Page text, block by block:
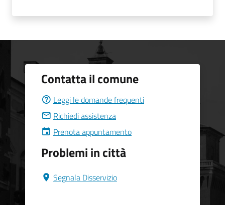
Contatta il comune
Leggi le domande frequenti
Richiedi assistenza
Prenota appuntamento
Problemi in città
Segnala Disservizio